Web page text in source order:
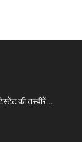
की तस्वीरें...